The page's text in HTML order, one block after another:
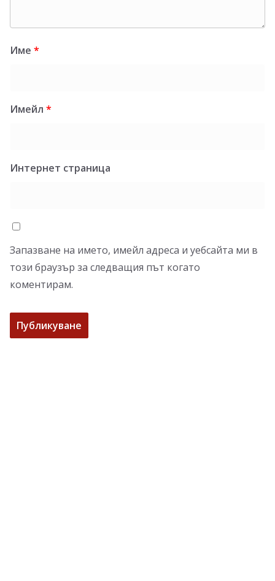
Име *
Имейл *
Интернет страница
Запазване на името, имейл адреса и уебсайта ми в
този браузър за следващия път когато
коментирам.